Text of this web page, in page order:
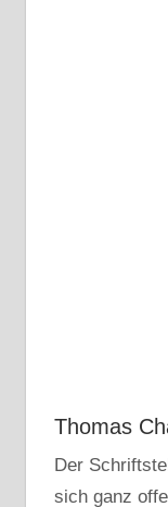
Thomas
Der
sich ganz